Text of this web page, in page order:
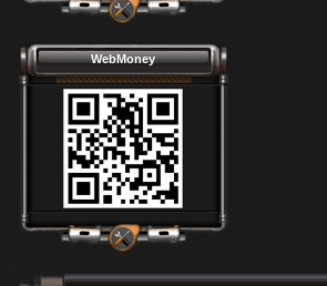
WebMoney